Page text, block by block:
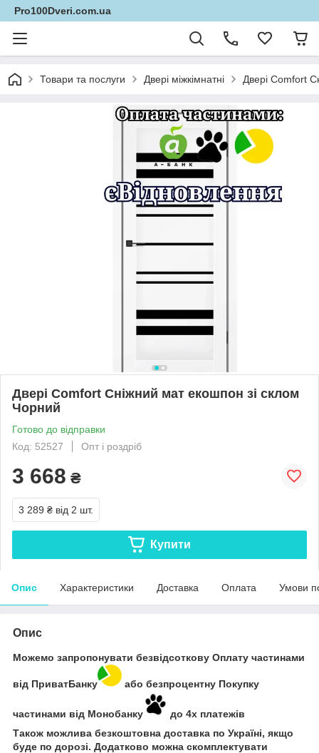
Pro100Dveri.com.ua
Товари та послуги Двері міжкімнатні Двері Comfort
Двері Comfort Сніжний мат екошпон зі склом
Чорний
Готово до відправки
Код: 52527
Опт і роздріб
3 668 ₴
3 289 ₴ від 2 шт.
Купити
Опис Характеристики Доставка Оплата Умови
Опис
Можемо запропонувати безвідсоткову Оплату частинами
від ПриватБанку або безпроцентну Покупку
частинами від Монобанку
до 4х платежів
Також можлива безкоштовна доставка по Україні, якщо
буде по дорозі. Додатково можна скомплектувати